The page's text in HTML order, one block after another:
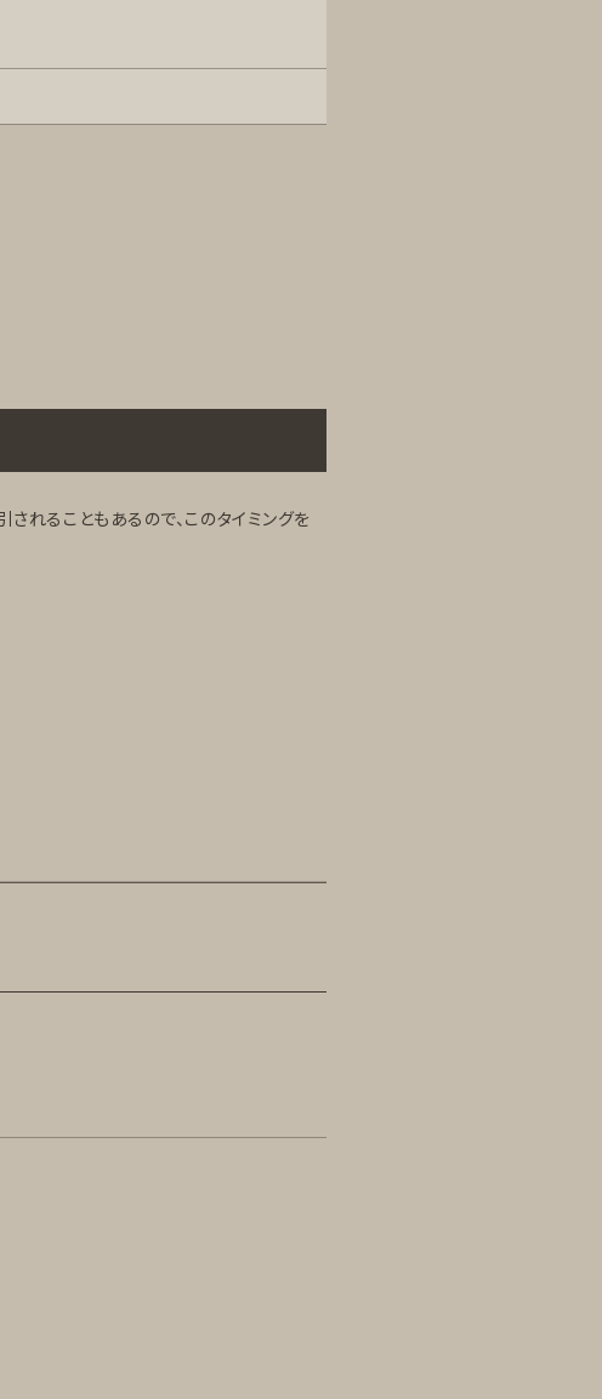
れることもあるので、このタイミングを